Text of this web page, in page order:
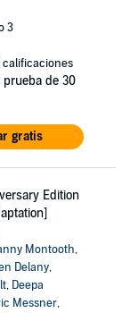
3
calificaciones
de 30
gratis
Edition
Montooth,
Delany,
, Deepa
Messner,